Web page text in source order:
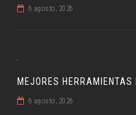
6 agosto, 2026
MEJORES
6 agosto, 2026